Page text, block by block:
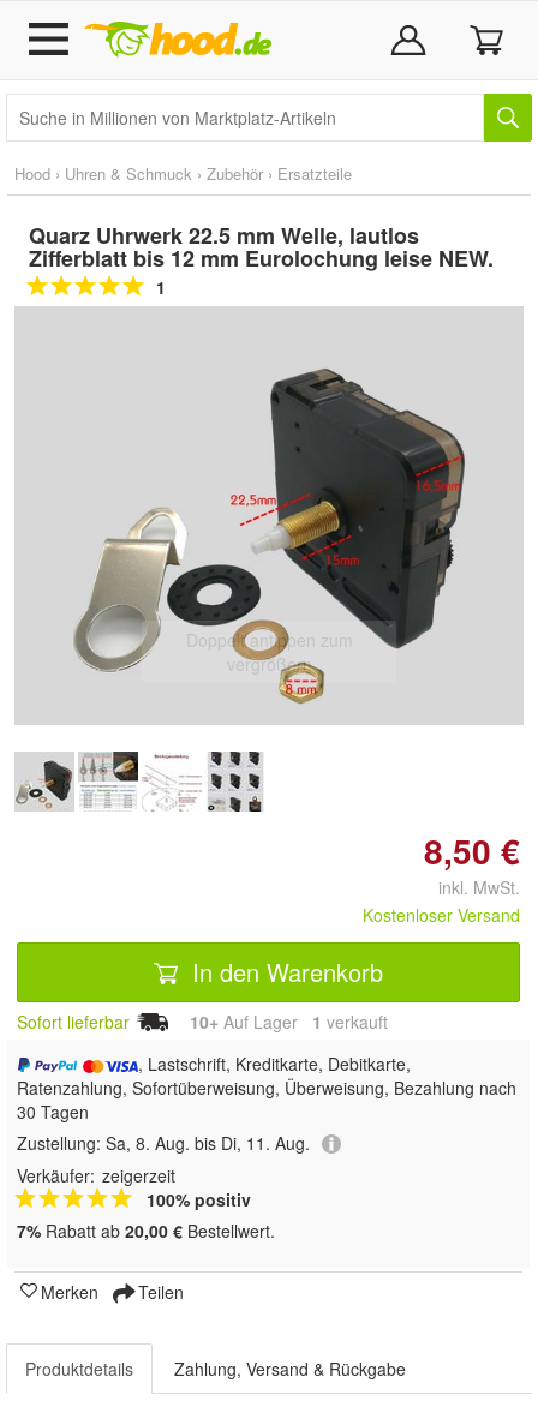
Hood › Uhren & Schmuck › Zubehör › Ersatzteile
Quarz Uhrwerk 22.5 mm Welle, lautlos
Zifferblatt bis 12 mm Eurolochung leise NEW.
1
Doppelt antippen zum
vergrößern
8,50 €
inkl. MwSt.
Kostenloser Versand
In den Warenkorb
Sofort lieferbar 10+ Auf Lager 1 verkauft
, Lastschrift, Kreditkarte, Debitkarte,
Ratenzahlung, Sofortüberweisung, Überweisung, Bezahlung nach
30 Tagen
Zustellung: Sa, 8. Aug. bis Di, 11. Aug.
Verkäufer: zeigerzeit
100% positiv
7% Rabatt ab 20,00 € Bestellwert.
Merken Teilen
Produktdetails Zahlung, Versand & Rückgabe